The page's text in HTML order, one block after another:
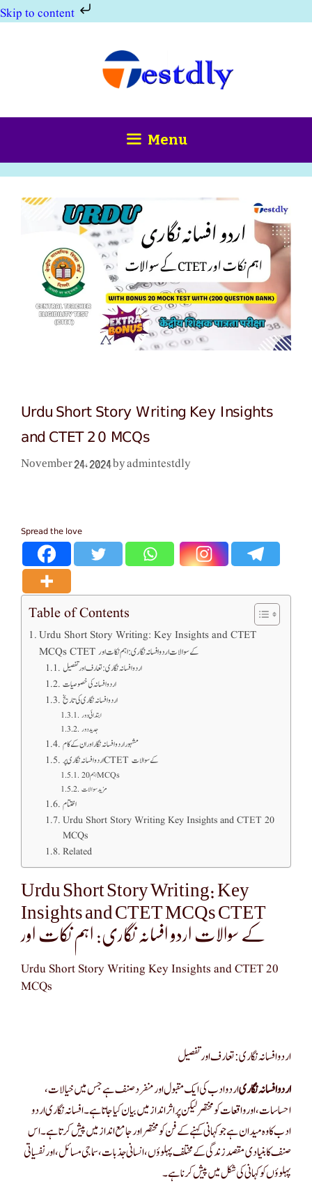
Skip to content
Menu
Urdu Short Story Writing Key Insights
and CTET 20 MCQs
November 24, 2024 byadmintestdly
Spread the love
Table of Contents
Urdu Short Story Writing: Key Insights and CTET
MCQs CTET کے سوالات اردو افسانہ نگاری: اہم نکات اور
اردو افسانہ نگاری: تعارف اور تفصیل
اردو افسانہ کی خصوصیات
اردو افسانہ نگاری کی تاریخ
ابتدائی دور
جدید دور
مشہور اردو افسانہ نگار اور ان کے کام
اردو افسانہ نگاری پر CTET کے سوالات
20 اہم MCQs
مزید سوالات
اختتام
Urdu Short Story Writing Key Insights and CTET 20
MCQs
Related
Urdu Short Story Writing: Key
Insights and CTET MCQs CTET
کے سوالات اردو افسانہ نگاری: اہم نکات اور
Urdu Short Story Writing Key Insights and CTET 20
MCQs
اردو افسانہ نگاری: تعارف اور تفصیل
اردو افسانہ نگاریاردو ادب کی ایک مقبول اور منفرد صنف ہے جس میں خیالات،
احساسات، اور واقعات کو مختصر لیکن پراثر انداز میں بیان کیا جاتا ہے۔ افسانہ نگاری اردو
ادب کا وہ میدان ہے جو کہانی کہنے کے فن کو مختصر اور جامع انداز میں پیش کرتا ہے۔ اس
صنف کا بنیادی مقصد زندگی کے مختلف پہلوؤں، انسانی جذبات، سماجی مسائل، اور نفسیاتی
پہلوؤں کو کہانی کی شکل میں پیش کرنا ہے۔